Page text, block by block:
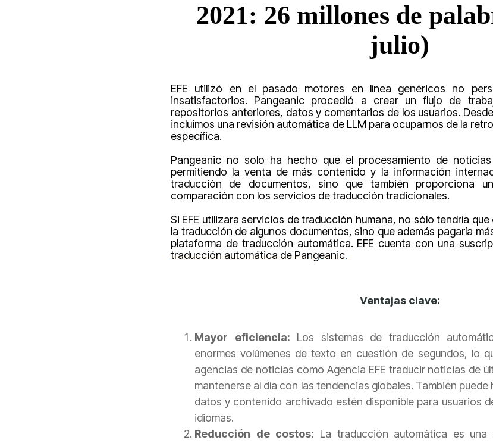
2021: 26 millones de
julio)
EFE utilizó en el pasado motores en línea genéricos no
insatisfactorios. Pangeanic procedió a crear un flujo de
repositorios anteriores, datos y comentarios de los usuarios.
incluimos una revisión automática de LLM para ocuparnos de la
específica.
Pangeanic no solo ha hecho que el procesamiento de
permitiendo la venta de más contenido y la información
traducción de documentos, sino que también proporciona
comparación con los servicios de traducción tradicionales.
Si EFE utilizara servicios de traducción humana, no sólo tendría
la traducción de algunos documentos, sino que además pagaría
plataforma de traducción automática. EFE cuenta con una
traducción automática de Pangeanic.
Ventajas clave:
Mayor eficiencia: Los sistemas de traducción
enormes volúmenes de texto en cuestión de segundos, lo
agencias de noticias como Agencia EFE traducir noticias de
mantenerse al día con las tendencias globales. También
datos y contenido archivado estén disponible para usuarios
idiomas.
Reducción de costos: La traducción automática es